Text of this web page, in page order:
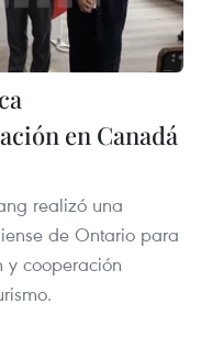
en Canadá
realizó una
de Ontario para
y cooperación